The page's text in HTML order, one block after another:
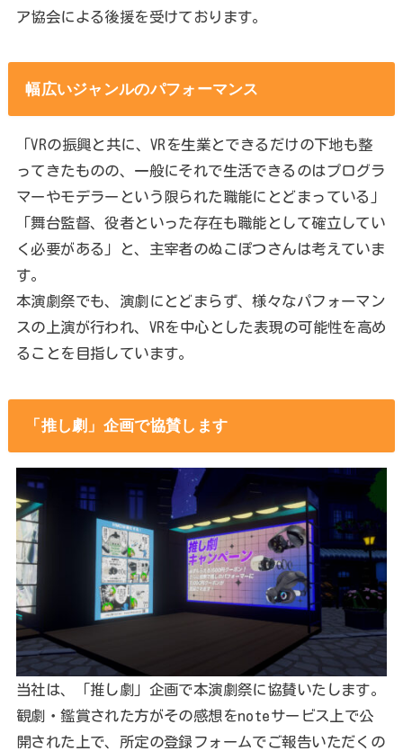
ア協会による後援を受けております。
幅広いジャンルのパフォーマンス
「VRの振興と共に、VRを生業とできるだけの下地も整
ってきたものの、一般にそれで生活できるのはプログラ
マーやモデラーという限られた職能にとどまっている」
「舞台監督、役者といった存在も職能として確立してい
く必要がある」と、主宰者のぬこぽつさんは考えていま
す。
本演劇祭でも、演劇にとどまらず、様々なパフォーマン
スの上演が行われ、VRを中心とした表現の可能性を高め
ることを目指しています。
「推し劇」企画で協賛します
当社は、「推し劇」企画で本演劇祭に協賛いたします。
観劇・鑑賞された方がその感想をnoteサービス上で公
開された上で、所定の登録フォームでご報告いただくの